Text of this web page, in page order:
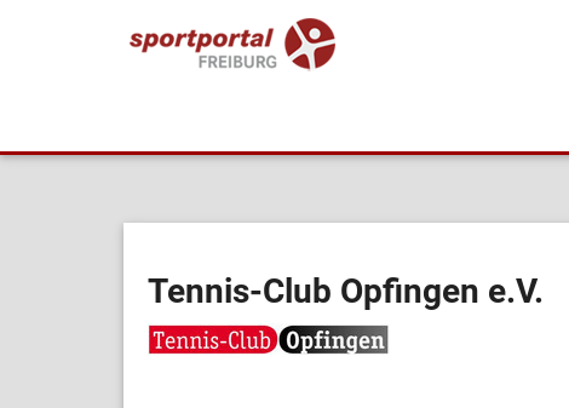
Tennis-Club Opfingen e.V.